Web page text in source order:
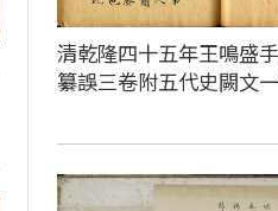
清乾隆四十五年王鳴盛
纂誤三卷附五代史闕文